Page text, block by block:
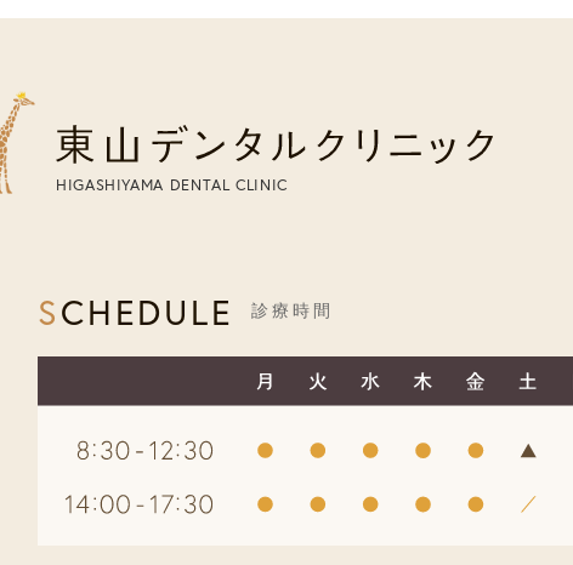
HIGASHIYAMA DENTAL CLINIC
SCHEDULE 診療時間